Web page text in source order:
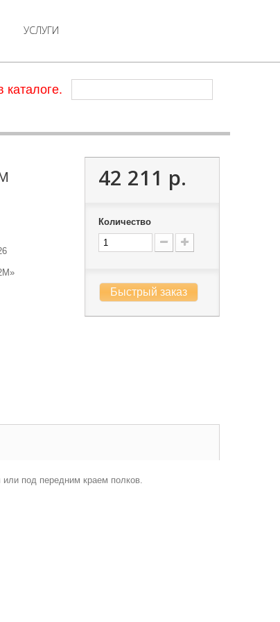
УСЛУГИ
каталоге.
42 211 р.
Количество
Быстрый заказ
под передним краем полков.